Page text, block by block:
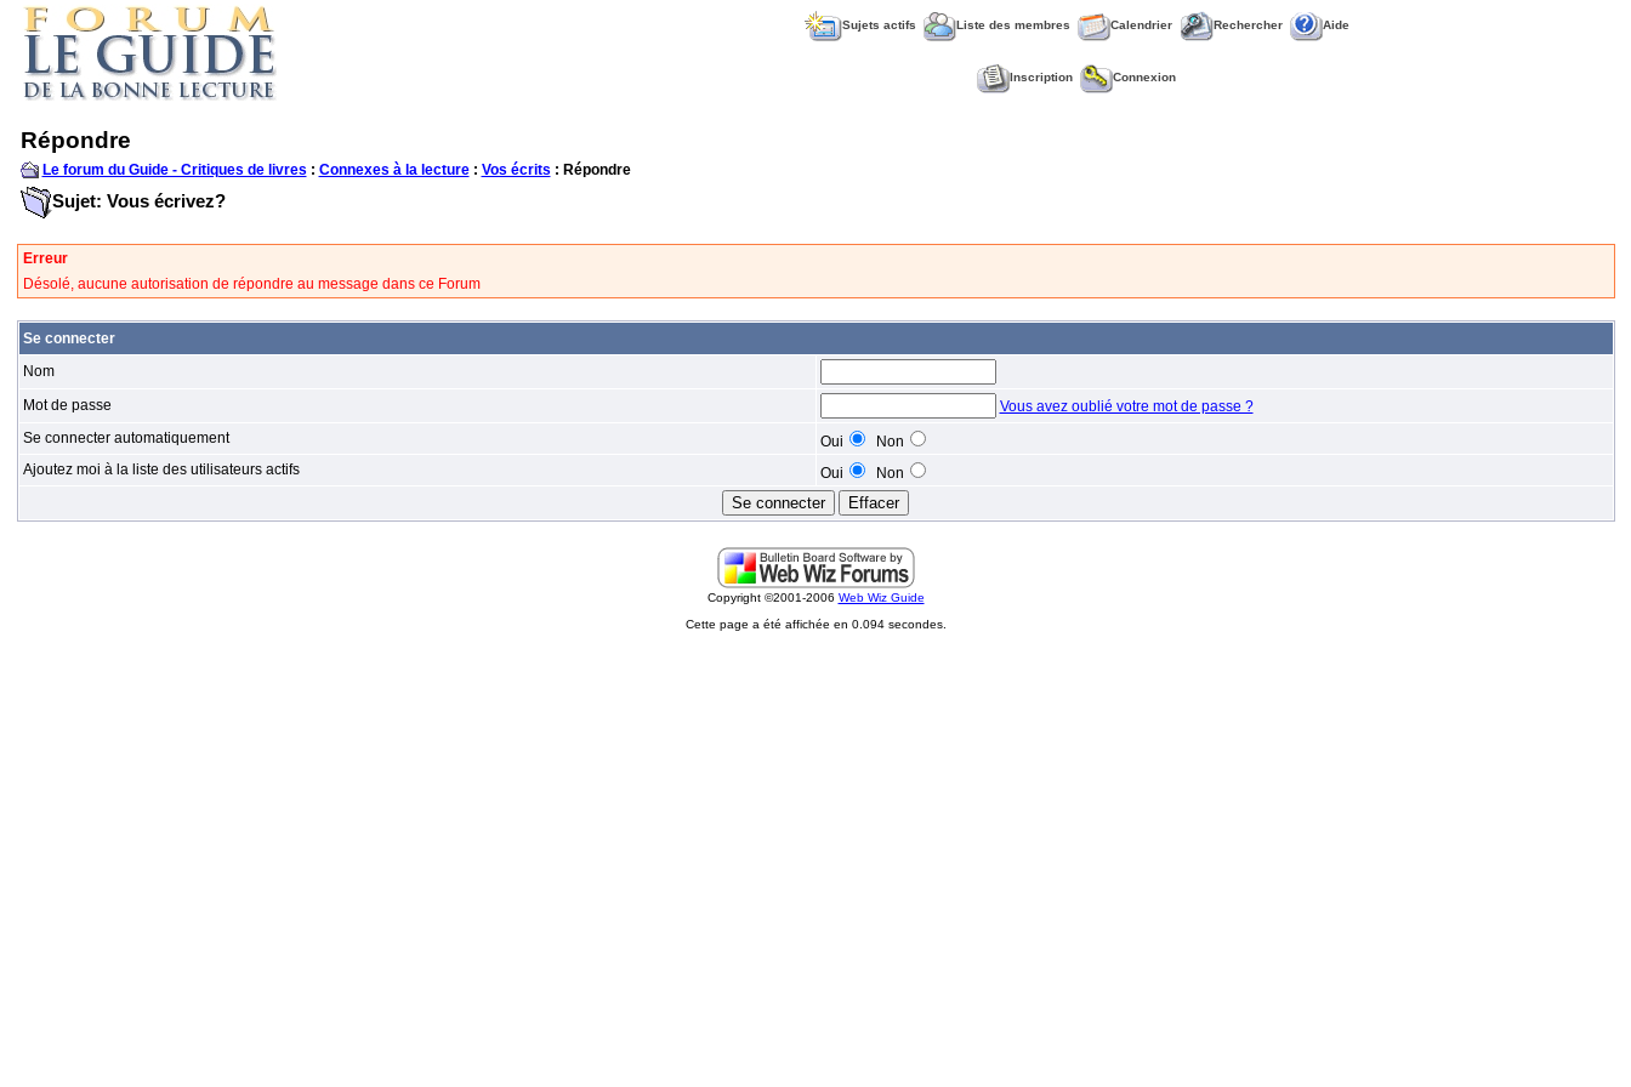
Sujets actifs Liste des membres Calendrier Rechercher Aide
Inscription Connexion
Répondre
Le forum du Guide - Critiques de livres : Connexes à la lecture: Vos écrits : Répondre
Sujet: Vous écrivez?
Erreur
Désolé, aucune autorisation de répondre au message dans ce Forum
Se connecter
Nom
Mot de passe
Vous avez oublié votre mot de passe ?
Se connecter automatiquement
Oui
Non
Ajoutez moi à la liste des utilisateurs actifs
Oui Non
Copyright ©2001-2006 Web Wiz Guide
Cette page a été affichée en 0.094 secondes.